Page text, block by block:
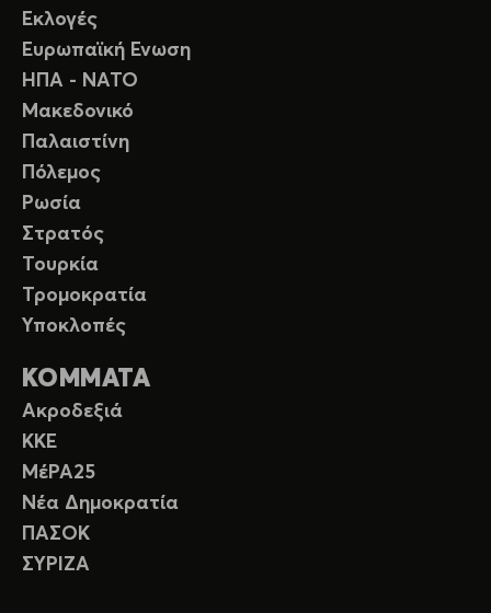
Εκλογές
Ευρωπαϊκή Ενωση
ΗΠΑ - ΝΑΤΟ
Μακεδονικό
Παλαιστίνη
Πόλεμος
Ρωσία
Στρατός
Τουρκία
Τρομοκρατία
Υποκλοπές
ΚΟΜΜΑΤΑ
Ακροδεξιά
ΚΚΕ
ΜέΡΑ25
Νέα Δημοκρατία
ΠΑΣΟΚ
ΣΥΡΙΖΑ